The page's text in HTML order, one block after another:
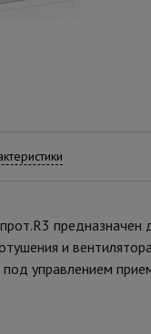
предназначен
и
управлением